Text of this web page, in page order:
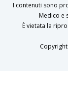
I contenuti sono
Medico e
È vietata la